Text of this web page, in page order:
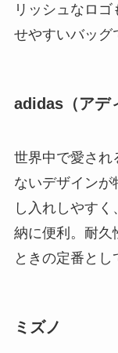
リッシュなロ
せやすいバッグ
adidas（アデ
世界中で愛され
ないデザインが
し入れしやす
納に便利。耐久
ときの定番とし
ミズノ